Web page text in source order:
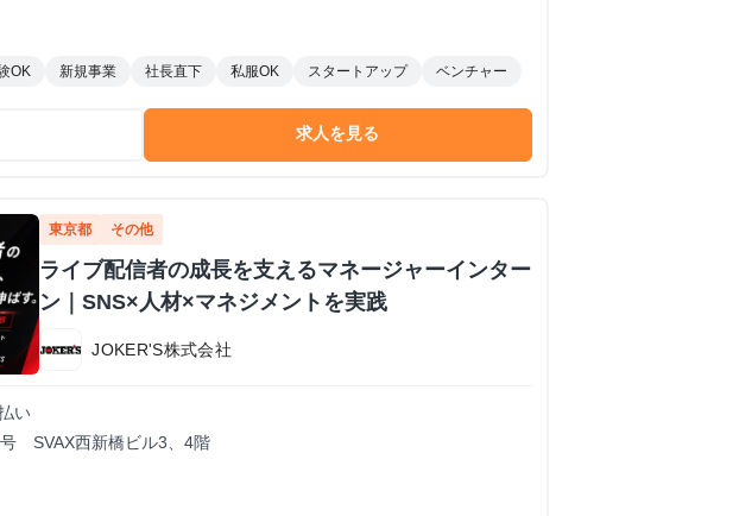
OK 新規事業 社長直下 私服OK スタートアップ ベンチャー
求人を見る
東京都 その他
ライブ配信者の成長を支えるマネージャーインター
ン｜SNS×人材×マネジメントを実践
JOKER'S株式会社
い
SVAX西新橋ビル3、4階